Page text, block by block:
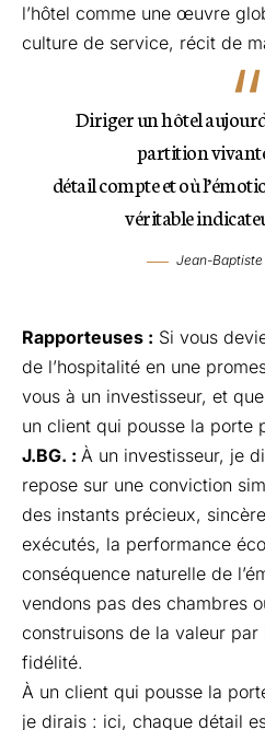
l’hôtel comme une œuvre
culture de service, récit de
Diriger un hôtel
partition
détail compte et où
véritable
Jean-
Rapporteuses : Si vous
de l’hospitalité en une
vous à un investisseur, et
un client qui pousse la porte
J.BG. : À un investisseur, je
repose sur une conviction
des instants précieux,
exécutés, la performance
conséquence naturelle de
vendons pas des chambres
construisons de la valeur par
fidélité.
À un client qui pousse la
je dirais : ici, chaque détail